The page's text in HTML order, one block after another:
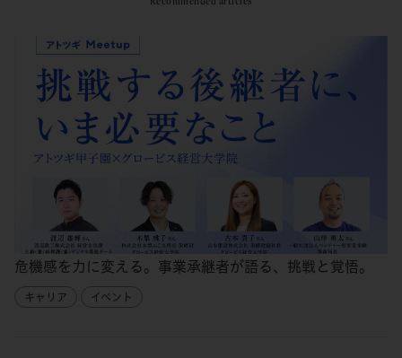
危機感を力に変える。事業承継者が語る、挑戦と覚悟。
キャリア イベント